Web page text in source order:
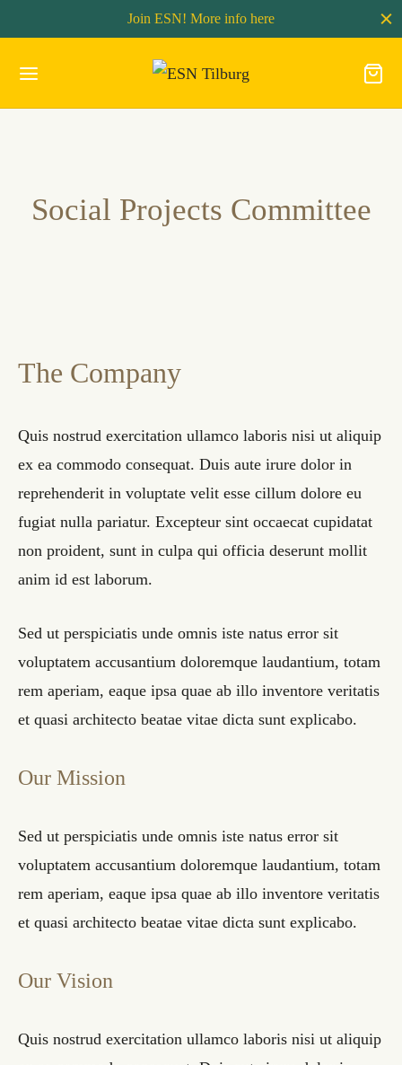
Join ESN! More info here
Social Projects Committee
The Company
Quis nostrud exercitation ullamco laboris nisi ut aliquip
ex ea commodo consequat. Duis aute irure dolor in
reprehenderit in voluptate velit esse cillum dolore eu
fugiat nulla pariatur. Excepteur sint occaecat cupidatat
non proident, sunt in culpa qui officia deserunt mollit
anim id est laborum.
Sed ut perspiciatis unde omnis iste natus error sit
voluptatem accusantium doloremque laudantium, totam
rem aperiam, eaque ipsa quae ab illo inventore veritatis
et quasi architecto beatae vitae dicta sunt explicabo.
Our Mission
Sed ut perspiciatis unde omnis iste natus error sit
voluptatem accusantium doloremque laudantium, totam
rem aperiam, eaque ipsa quae ab illo inventore veritatis
et quasi architecto beatae vitae dicta sunt explicabo.
Our Vision
Quis nostrud exercitation ullamco laboris nisi ut aliquip